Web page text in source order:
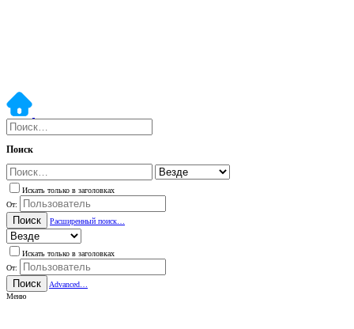
Поиск
Искать только в заголовках
От:
Поиск Расширенный поиск…
Искать только в заголовках
От:
Поиск
Advanced…
Меню